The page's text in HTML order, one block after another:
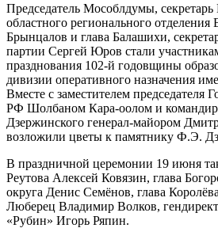
Председатель Мособлдумы, секретарь
областного регионального
Брынцалов и глава Балашихи,
партии Сергей Юров стали
празднования 102-й годовщины
дивизии оперативного назначения
Вместе с заместителем председателя
РФ Шолбаном Кара-оолом и
Дзержинского генерал-майором
возложили цветы к памятнику Ф.Э.
В праздничной церемонии 19 июня
Реутова Алексей Ковязин, глава
округа Денис Семёнов, глава
Люберец Владимир Волков,
«Рубин» Игорь Ряпин.